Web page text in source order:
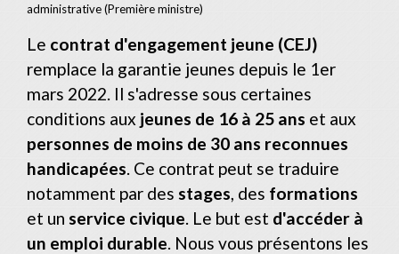
administrative (Première ministre)
Le contrat d'engagement jeune (CEJ)
remplace la garantie jeunes depuis le 1er
mars 2022. Il s'adresse sous certaines
conditions aux jeunes de 16 à 25 ans et aux
personnes de moins de 30 ans reconnues
handicapées . Ce contrat peut se traduire
notamment par des stages , des formations
et un service civique . Le but est d'accéder à
un emploi durable . Nous vous présentons les